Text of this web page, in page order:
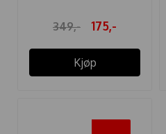
349,- 175,-
Kjøp